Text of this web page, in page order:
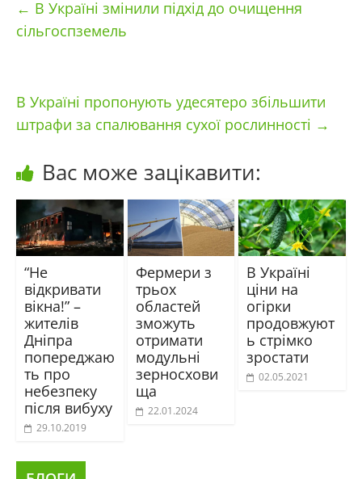
← В Україні змінили підхід до очищення
сільгоспземель
В Україні пропонують удесятеро збільшити
штрафи за спалювання сухої рослинності →
Вас може зацікавити:
“Не
відкривати
вікна!” –
жителів
Дніпра
попереджаю
ть про
небезпеку
після вибуху
29.10.2019
Фермери з
трьох
областей
зможуть
отримати
модульні
зерносхови
ща
22.01.2024
В Україні
ціни на
огірки
продовжуют
ь стрімко
зростати
02.05.2021